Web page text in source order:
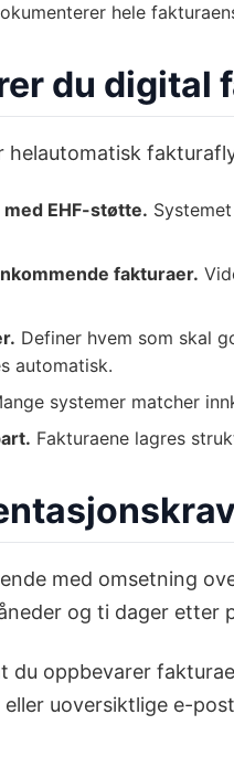
hele
du digital
EHF-støtte.
fakturaer.
Definer hvem som skal
automatisk.
systemer matcher
Fakturaene lagres
med omsetning
og ti dager etter
du oppbevarer
uoversiktlige e-